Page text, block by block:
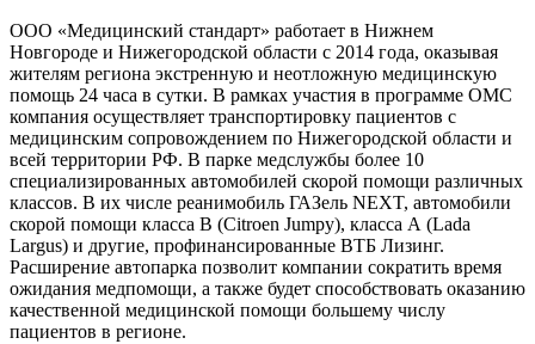
ООО «Медицинский стандарт» работает в Нижнем
Новгороде и Нижегородской области с 2014 года, оказывая
жителям региона экстренную и неотложную медицинскую
помощь 24 часа в сутки. В рамках участия в программе ОМС
компания осуществляет транспортировку пациентов с
медицинским сопровождением по Нижегородской области и
всей территории РФ. В парке медслужбы более 10
специализированных автомобилей скорой помощи различных
классов. В их числе реанимобиль ГАЗель NEXT, автомобили
скорой помощи класса В (Citroen Jumpy), класса А (Lada
Largus) и другие, профинансированные ВТБ Лизинг.
Расширение автопарка позволит компании сократить время
ожидания медпомощи, а также будет способствовать оказанию
качественной медицинской помощи большему числу
пациентов в регионе.